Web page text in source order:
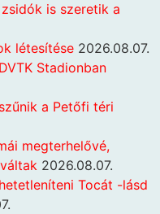
is szeretik a
létesítése 2026.08.07.
Stadionban
a Petőfi téri
megterhelővé,
2026.08.07.
Tocát -lásd